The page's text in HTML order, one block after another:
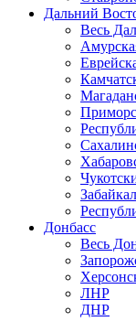
Дальний
Весь
Донбасс
Весь
ЛНР
ДНР